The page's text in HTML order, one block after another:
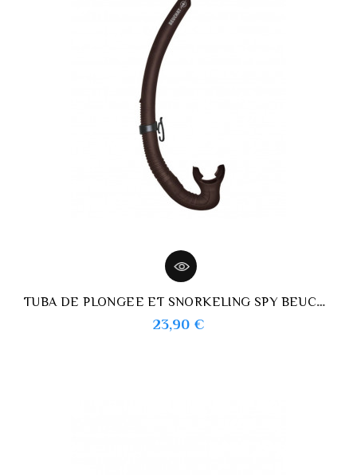
TUBA DE PLONGEE ET SNORKELING SPY BEUCHAT
23,90 €Prix